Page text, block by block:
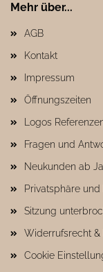
Mehr über...
AGB
Kontakt
Impressum
Öffnungszeiten
Logos
Fragen und
Neukunden ab
Privatsphäre
Sitzung
Widerrufsrecht
Cookie